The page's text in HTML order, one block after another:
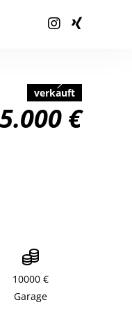
verkauft
€
10000 €
Garage